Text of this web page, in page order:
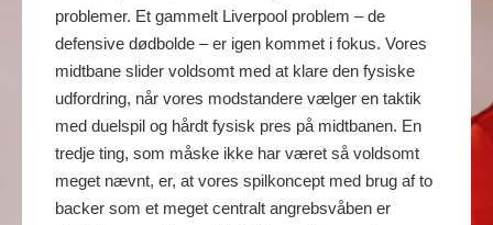
problemer. Et gammelt Liverpool problem – de
defensive dødbolde – er igen kommet i fokus. Vores
midtbane slider voldsomt med at klare den fysiske
udfordring, når vores modstandere vælger en taktik
med duelspil og hårdt fysisk pres på midtbanen. En
tredje ting, som måske ikke har været så voldsomt
meget nævnt, er, at vores spilkoncept med brug af to
backer som et meget centralt angrebsvåben er